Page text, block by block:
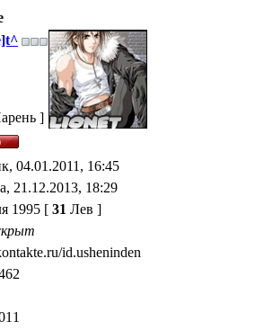
]
04.01.2011, 16:45
21.12.2013, 18:29
1995 [ 31 Лев ]
id.usheninden